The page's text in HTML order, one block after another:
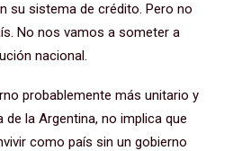
su sistema de crédito. Pero no
No nos vamos a someter a
nacional.
probablemente más unitario y
la Argentina, no implica que
como país sin un gobierno